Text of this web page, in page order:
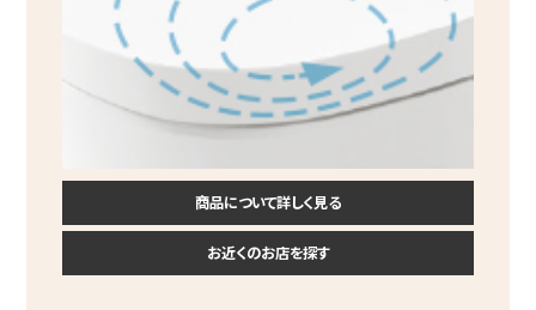
商品について詳しく見る
お近くのお店を探す